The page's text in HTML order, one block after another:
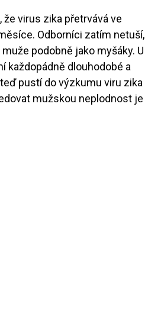
že virus zika přetrvává ve
Odborníci zatím netuší,
podobně jako myšáky. U
každopádně dlouhodobé a
pustí do výzkumu viru zika
mužskou neplodnost je